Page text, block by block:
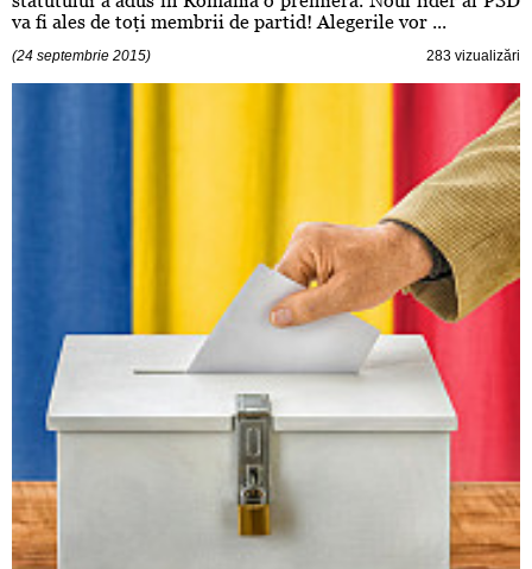
va fi ales de toţi membrii de partid! Alegerile vor ...
(24 septembrie 2015) 283 vizualizări